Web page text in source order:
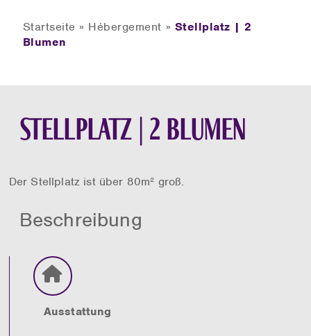
Startseite » Hébergement » Stellplatz | 2
Blumen
Stellplatz | 2 Blumen
Der Stellplatz ist über 80m² groß.
Beschreibung
Ausstattung